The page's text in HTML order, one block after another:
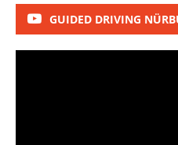
GUIDED DRIVING